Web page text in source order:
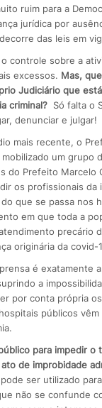
ruim para a
jurídica por
das leis em
controle sobre a
excessos. Mas,
Judiciário que
criminal?Só falta o
denunciar e julgar!
mais recente, o
um grupo
do Prefeito Marcelo
os profissionais da
que se passa nos
em que toda a
precário
originária da covid-
é exatamente
a
por conta própria
públicos vêm
para impedir o
de improbidade
ser utilizado
não se confunde